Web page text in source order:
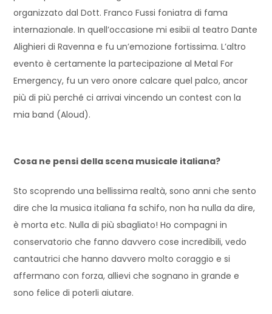
organizzato dal Dott. Franco Fussi foniatra di fama
internazionale. In quell’occasione mi esibii al teatro Dante
Alighieri di Ravenna e fu un’emozione fortissima. L’altro
evento è certamente la partecipazione al Metal For
Emergency, fu un vero onore calcare quel palco, ancor
più di più perché ci arrivai vincendo un contest con la
mia band (Aloud).
Cosa ne pensi della scena musicale italiana?
Sto scoprendo una bellissima realtà, sono anni che sento
dire che la musica italiana fa schifo, non ha nulla da dire,
è morta etc. Nulla di più sbagliato! Ho compagni in
conservatorio che fanno davvero cose incredibili, vedo
cantautrici che hanno davvero molto coraggio e si
affermano con forza, allievi che sognano in grande e
sono felice di poterli aiutare.